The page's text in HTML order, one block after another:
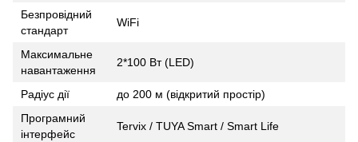
Безпровідний
стандарт
WiFi
Максимальне
навантаження
2*100 Вт (LED)
Радіус дії
до 200 м (відкритий простір)
Програмний
інтерфейс
Tervix / TUYA Smart / Smart Life